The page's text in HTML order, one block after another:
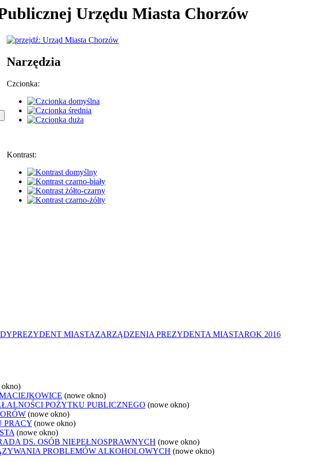
Urzędu Miasta Chorzów
Narzędzia
Czcionka:
Kontrast:
PREZYDENT MIASTAZARZĄDZENIA PREZYDENTA MIASTAROK 2016
(nowe okno)
POŻYTKU PUBLICZNEGO (nowe okno)
(nowe okno)
PRACY (nowe okno)
(nowe okno)
DS. OSÓB NIEPEŁNOSPRAWNYCH (nowe okno)
PROBLEMÓW ALKOHOLOWYCH (nowe okno)